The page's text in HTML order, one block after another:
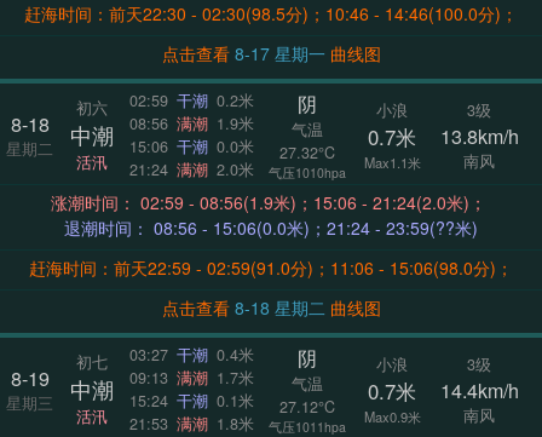
赶海时间：前天22:30 - 02:30(98.5分)；10:46 - 14:46(100.0分)；
点击查看
8-17 星期一 曲线图
8-18
星期二
初六
中潮
活汛
02:59 干潮 0.2米
08:56 满潮 1.9米
15:06 干潮 0.0米
21:24 满潮 2.0米
阴
气温
27.32°C
气压1010hpa
小浪
0.7米
Max1.1米
3级
13.8km/h
南风
涨潮时间： 02:59 - 08:56(1.9米)；15:06 - 21:24(2.0米)；
退潮时间： 08:56 - 15:06(0.0米)；21:24 - 23:59(??米)
赶海时间：前天22:59 - 02:59(91.0分)；11:06 - 15:06(98.0分)；
点击查看
8-18 星期二 曲线图
8-19
星期三
初七
中潮
活汛
03:27 干潮 0.4米
09:13 满潮 1.7米
15:24 干潮 0.1米
21:53 满潮 1.8米
阴
气温
27.12°C
气压1011hpa
小浪
0.7米
Max0.9米
3级
14.4km/h
南风